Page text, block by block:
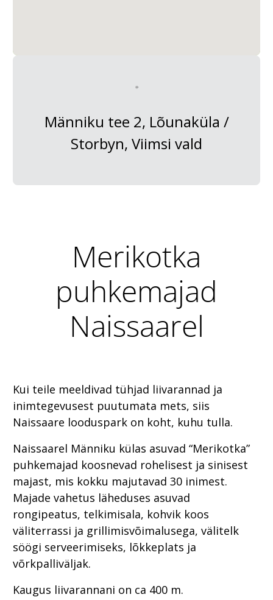
Männiku tee 2, Lõunaküla /
Storbyn, Viimsi vald
Merikotka
puhkemajad
Naissaarel
Kui teile meeldivad tühjad liivarannad ja
inimtegevusest puutumata mets, siis
Naissaare looduspark on koht, kuhu tulla.
Naissaarel Männiku külas asuvad “Merikotka”
puhkemajad koosnevad rohelisest ja sinisest
majast, mis kokku majutavad 30 inimest.
Majade vahetus läheduses asuvad
rongipeatus, telkimisala, kohvik koos
väliterrassi ja grillimisvõimalusega, välitelk
söögi serveerimiseks, lõkkeplats ja
võrkpalliväljak.
Kaugus liivarannani on ca 400 m.